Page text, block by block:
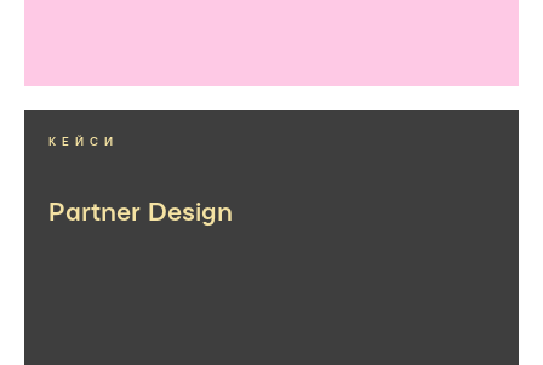
КЕЙСИ
Partner Design